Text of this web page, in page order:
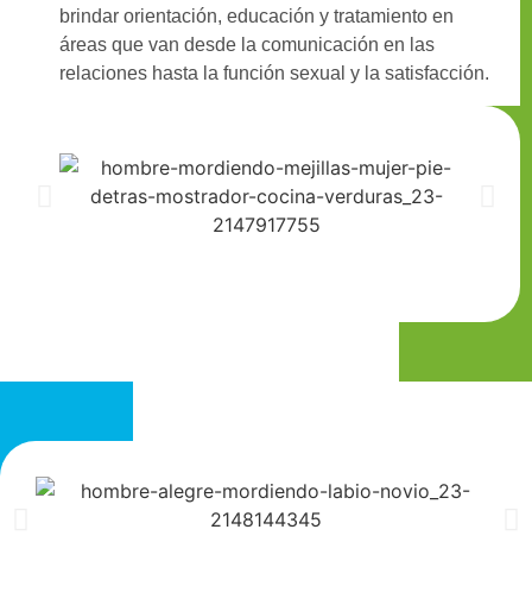
brindar orientación, educación y tratamiento en
áreas que van desde la comunicación en las
relaciones hasta la función sexual y la satisfacción.